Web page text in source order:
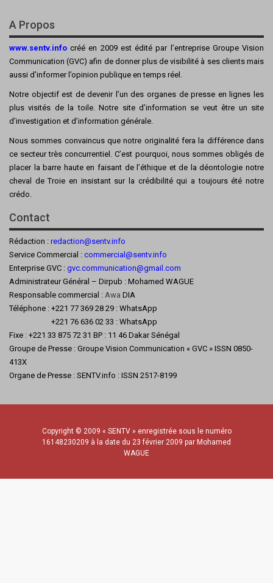
A Propos
www.sentv.info créé en 2009 est édité par l’entreprise Groupe Vision
Communication (GVC) afin de donner plus de visibilité à ses clients mais
aussi d’informer l’opinion publique en temps réel.
Notre objectif est de devenir l’un des organes de presse en lignes les
plus visités de la toile. Notre site d’information se veut être un site
d’investigation et d’information générale.
Nous sommes convaincus que notre originalité fera la différence dans
ce secteur très concurrentiel. C’est pourquoi, nous sommes obligés de
placer la barre haute en faisant de l’éthique et de la déontologie notre
cheval de Troie en insistant sur la crédibilité qui a toujours été notre
crédo.
Contact
Rédaction : redaction@sentv.info
Service Commercial : commercial@sentv.info
Enterprise GVC : gvc.communication@gmail.com
Administrateur Général – Dirpub : Mohamed WAGUE
Responsable commercial : Awa DIA
Téléphone : +221 77 369 28 29 : WhatsApp
+221 76 636 02 33 : WhatsApp
Fixe : +221 33 875 72 31 BP : 11 46 Dakar Sénégal
Groupe de Presse : Groupe Vision Communication « GVC » ISSN 0850-
413X
Organe de Presse : SENTV.info : ISSN 2517-8199
Copyright © 2009 « SENTV » enregistrée sous le numéro
16148230209 à la date du 23 février 2009 par Mohamed
WAGUE